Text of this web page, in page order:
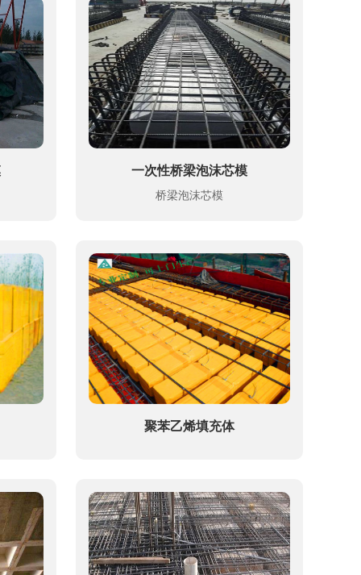
一次性桥梁泡沫芯模
桥梁泡沫芯模
聚苯乙烯填充体